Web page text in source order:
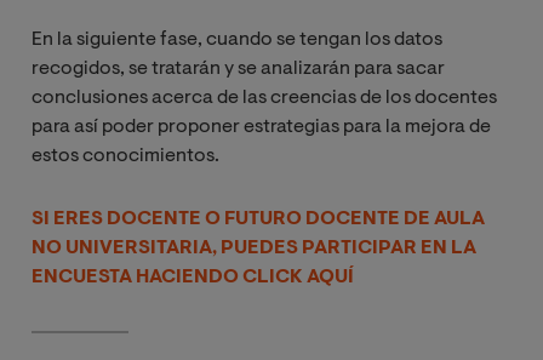
En la siguiente fase, cuando se tengan los datos
recogidos, se tratarán y se analizarán para sacar
conclusiones acerca de las creencias de los docentes
para así poder proponer estrategias para la mejora de
estos conocimientos.
SI ERES DOCENTE O FUTURO DOCENTE DE AULA
NO UNIVERSITARIA, PUEDES PARTICIPAR EN LA
ENCUESTA HACIENDO CLICK AQUÍ